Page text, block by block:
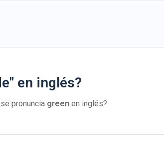
en inglés?
pronuncia green en inglés?